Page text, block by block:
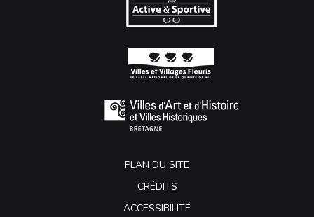
PLAN DU SITE
CRÉDITS
ACCESSIBILITÉ